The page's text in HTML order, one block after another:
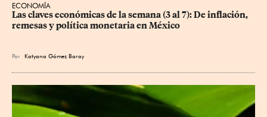
ECONOMÍA
Las claves económicas de la semana (3 al 7): De inflación,
remesas y política monetaria en México
Por Katyana Gómez Baray